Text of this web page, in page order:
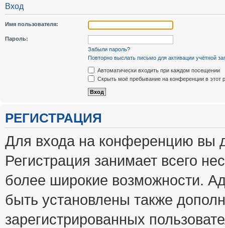
Вход
Имя пользователя:
Пароль:
Забыли пароль?
Повторно выслать письмо для активации учётной
Автоматически входить при каждом посещении
Скрыть моё пребывание на конференции в этот
РЕГИСТРАЦИЯ
Для входа на конференцию вы
Регистрация занимает всего
более широкие возможности.
быть установлены также
зарегистрированных